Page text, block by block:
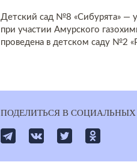
Детский сад №8 «Сибурята» —
при участии Амурского
проведена в детском саду №2
ПОДЕЛИТЬСЯ В СОЦИАЛЬНЫХ